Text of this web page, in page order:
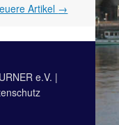
Artikel →
e.V. |